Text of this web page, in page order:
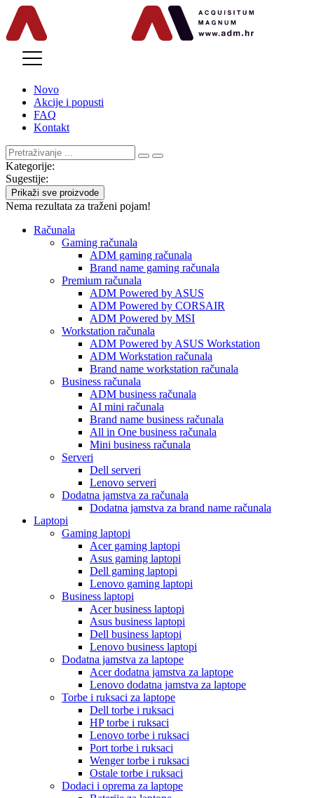
Novo
Akcije i popusti
FAQ
Kontakt
Kategorije:
Sugestije:
Prikaži sve proizvode
Nema rezultata za traženi pojam!
Računala
Gaming računala
ADM gaming računala
Brand name gaming računala
Premium računala
ADM Powered by ASUS
ADM Powered by CORSAIR
ADM Powered by MSI
Workstation računala
ADM Powered by ASUS Workstation
ADM Workstation računala
Brand name workstation računala
Business računala
ADM business računala
AI mini računala
Brand name business računala
All in One business računala
Mini business računala
Serveri
Dell serveri
Lenovo serveri
Dodatna jamstva za računala
Dodatna jamstva za brand name računala
Laptopi
Gaming laptopi
Acer gaming laptopi
Asus gaming laptopi
Dell gaming laptopi
Lenovo gaming laptopi
Business laptopi
Acer business laptopi
Asus business laptopi
Dell business laptopi
Lenovo business laptopi
Dodatna jamstva za laptope
Acer dodatna jamstva za laptope
Lenovo dodatna jamstva za laptope
Torbe i ruksaci za laptope
Dell torbe i ruksaci
HP torbe i ruksaci
Lenovo torbe i ruksaci
Port torbe i ruksaci
Wenger torbe i ruksaci
Ostale torbe i ruksaci
Dodaci i oprema za laptope